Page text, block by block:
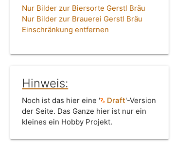
Nur Bilder zur Biersorte Gerstl Bräu
Nur Bilder zur Brauerei Gerstl Bräu
Einschränkung entfernen
Hinweis:
Noch ist das hier eine ' Draft'-Version
der Seite. Das Ganze hier ist nur ein
kleines ein Hobby Projekt.